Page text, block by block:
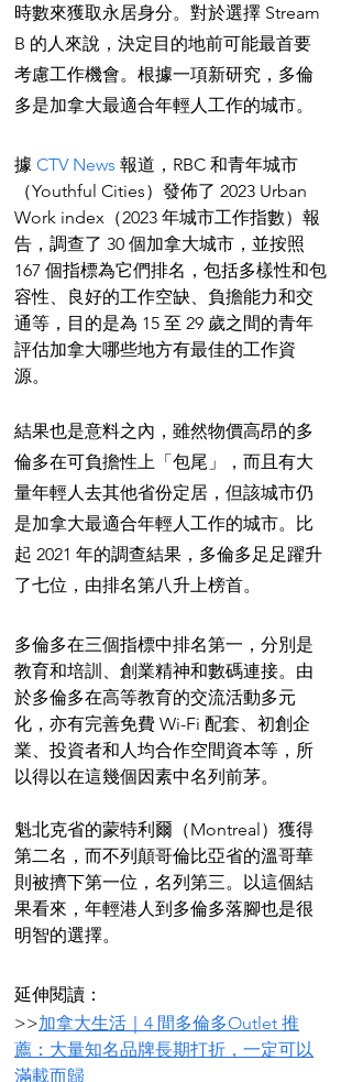
時數來獲取永居身分。對於選擇 Stream
B 的人來說，決定目的地前可能最首要
考慮工作機會。根據一項新研究，多倫
多是加拿大最適合年輕人工作的城市。
據 CTV News 報道，RBC 和青年城市
（Youthful Cities）發佈了 2023 Urban
Work index（2023 年城市工作指數）報
告，調查了 30 個加拿大城市，並按照
167 個指標為它們排名，包括多樣性和包
容性、良好的工作空缺、負擔能力和交
通等，目的是為 15 至 29 歲之間的青年
評估加拿大哪些地方有最佳的工作資
源。
結果也是意料之內，雖然物價高昂的多
倫多在可負擔性上「包尾」，而且有大
量年輕人去其他省份定居，但該城市仍
是加拿大最適合年輕人工作的城市。比
起 2021 年的調查結果，多倫多足足躍升
了七位，由排名第八升上榜首。
多倫多在三個指標中排名第一，分別是
教育和培訓、創業精神和數碼連接。由
於多倫多在高等教育的交流活動多元
化，亦有完善免費 Wi-Fi 配套、初創企
業、投資者和人均合作空間資本等，所
以得以在這幾個因素中名列前茅。
魁北克省的蒙特利爾（Montreal）獲得
第二名，而不列顛哥倫比亞省的溫哥華
則被擠下第一位，名列第三。以這個結
果看來，年輕港人到多倫多落腳也是很
明智的選擇。
延伸閱讀：
>>加拿大生活｜4 間多倫多Outlet 推
薦：大量知名品牌長期打折，一定可以
滿載而歸